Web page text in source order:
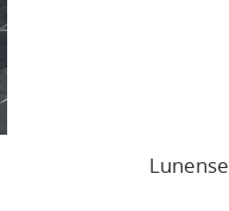
Lunense